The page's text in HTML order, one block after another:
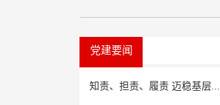
党建要闻
知责、担责、履责 迈稳基层...